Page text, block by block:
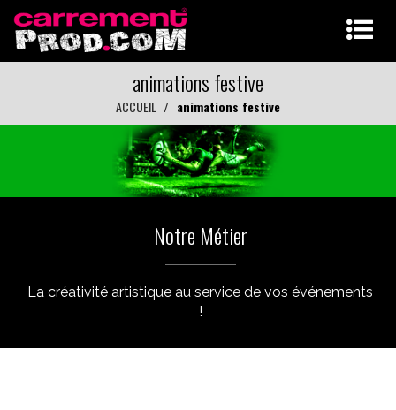
animations festive
ACCUEIL animations festive
Notre Métier
La créativité artistique au service de vos événements
!